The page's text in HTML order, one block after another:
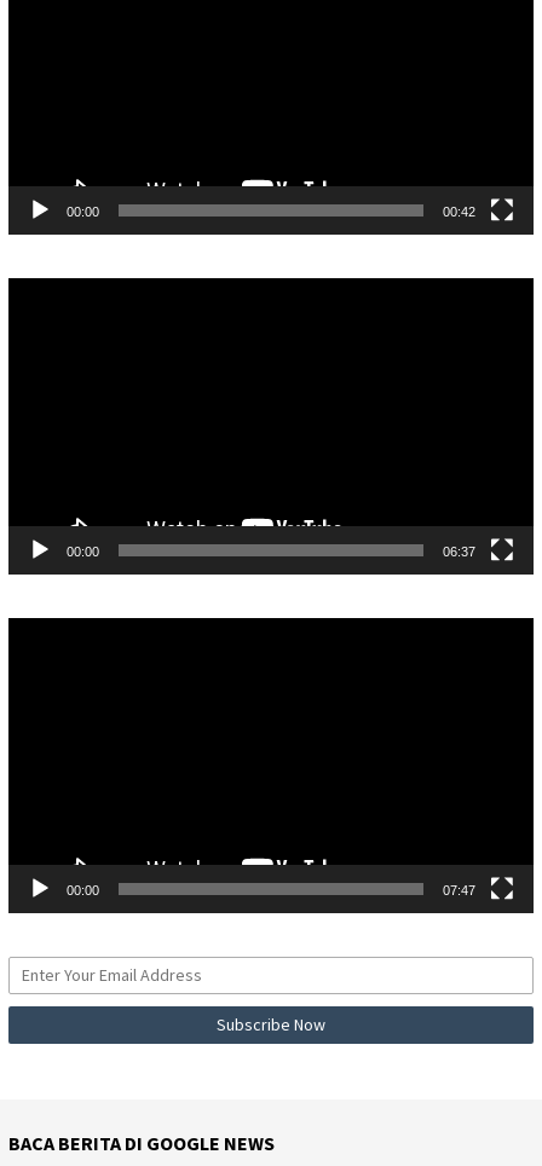
00:00 00:42
00:00 06:37
00:00 07:47
BACA BERITA DI GOOGLE NEWS